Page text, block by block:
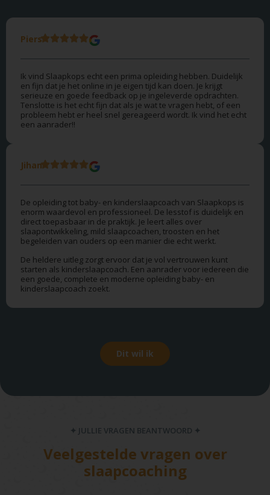
Piers
Ik vind Slaapkops echt een prima opleiding hebben. Duidelijk
en fijn dat je het online in je eigen tijd kan doen. Je krijgt
serieuze en goede feedback op je ingeleverde opdrachten.
Tenslotte is het echt fijn dat als je wat te vragen hebt, of een
probleem hebt er heel snel gereageerd wordt. Ik vind het echt
een aanrader!!
Jihan
De opleiding tot baby- en kinderslaapcoach van Slaapkops is
enorm waardevol en professioneel. De lesstof is duidelijk en
direct toepasbaar in de praktijk. Je leert alles over
slaapontwikkeling, mild slaapcoachen, troosten en het
begeleiden van ouders op een manier die echt werkt.
De heldere uitleg zorgt ervoor dat je vol vertrouwen kunt
starten als kinderslaapcoach. Een aanrader voor iedereen die
een goede, complete en moderne opleiding baby- en
kinderslaapcoach zoekt.
Dit wil ik
✦ JULLIE VRAGEN BEANTWOORD ✦
Veelgestelde vragen over
slaapcoaching